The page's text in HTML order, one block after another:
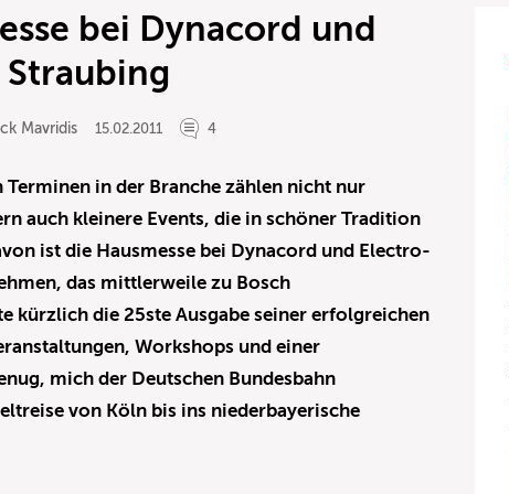
bei Dynacord und
Mavridis 15.02.2011 4
in der Branche zählen nicht nur
auch kleinere Events, die in schöner Tradition
ist die Hausmesse bei Dynacord und Electro-
das mittlerweile zu Bosch
kürzlich die 25ste Ausgabe seiner erfolgreichen
Workshops und einer
mich der Deutschen Bundesbahn
von Köln bis ins niederbayerische